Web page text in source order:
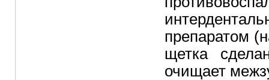
препаратом
щетка
очищает